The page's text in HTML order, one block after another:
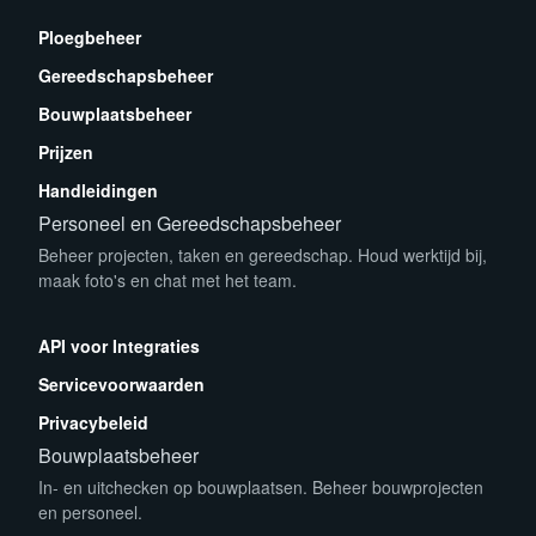
Ploegbeheer
Gereedschapsbeheer
Bouwplaatsbeheer
Prijzen
Handleidingen
Personeel en Gereedschapsbeheer
Beheer projecten, taken en gereedschap. Houd werktijd bij,
maak foto's en chat met het team.
API voor Integraties
Servicevoorwaarden
Privacybeleid
Bouwplaatsbeheer
In- en uitchecken op bouwplaatsen. Beheer bouwprojecten
en personeel.